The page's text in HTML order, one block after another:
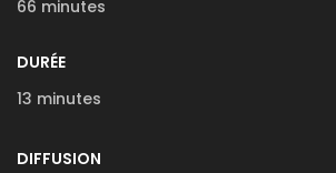
66 minutes
DURÉE
13 minutes
DIFFUSION